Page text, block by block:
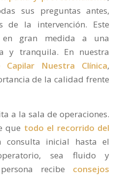
sus preguntas antes,
de la intervención. Este
en gran medida a una
y tranquila. En nuestra
Capilar Nuestra Clínica,
de la calidad frente
a la sala de operaciones.
que todo el recorrido del
consulta inicial hasta el
sea fluido y
recibe consejos